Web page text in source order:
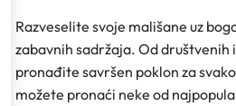
Razveselite svoje mališane uz
zabavnih sadržaja. Od društvenih
pronađite savršen poklon za
možete pronaći neke od